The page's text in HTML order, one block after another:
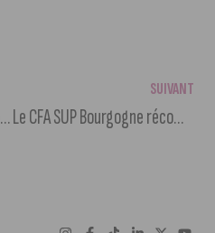
JDA – ASVEL (80-85) : les Dijonnais s’incline de peu
SUIVANT
Le CFA SUP Bourgogne récompense ses meilleurs apprentis